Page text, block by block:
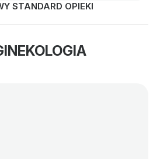
STANDARD OPIEKI